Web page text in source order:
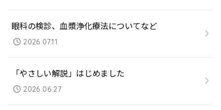
眼科の検診、血漿浄化療法についてなど
2026.07.11
「やさしい解説」はじめました
2026.06.27